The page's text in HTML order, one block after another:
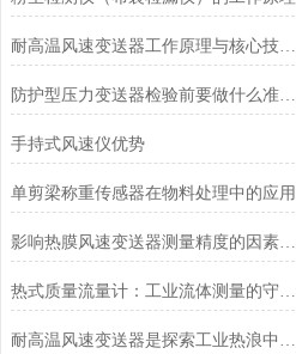
耐高温风速变送器工作原理与核心技术解析
防护型压力变送器检验前要做什么准备？
手持式风速仪优势
单剪梁称重传感器在物料处理中的应用
影响热膜风速变送器测量精度的因素及解决措施
热式质量流量计：工业流体测量的守护者
耐高温风速变送器是探索工业热浪中的守护者